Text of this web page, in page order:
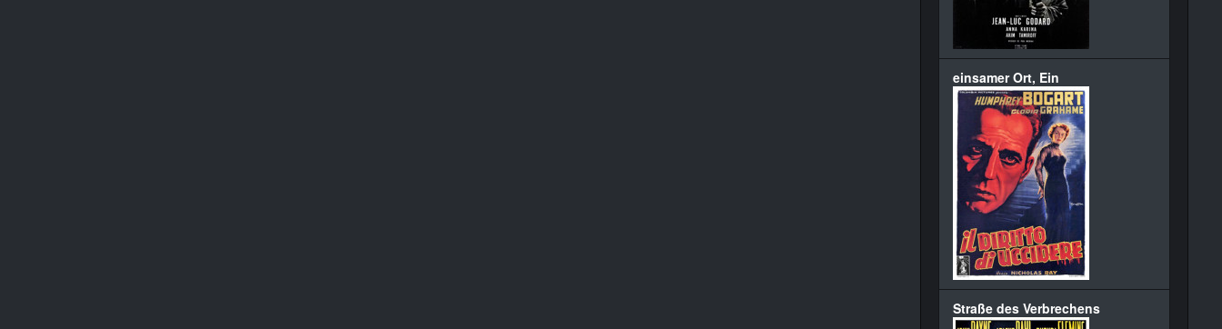
einsamer Ort, Ein
Straße des Verbrechens